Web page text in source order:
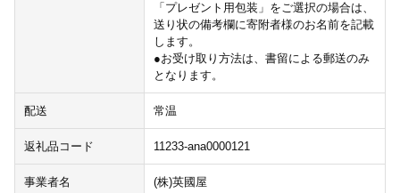
「プレゼント用包装」をご選択の場合は、
送り状の備考欄に寄附者様のお名前を記載
します。
●お受け取り方法は、書留による郵送のみ
となります。
配送 常温
返礼品コード 11233-ana0000121
事業者名 (株)英國屋